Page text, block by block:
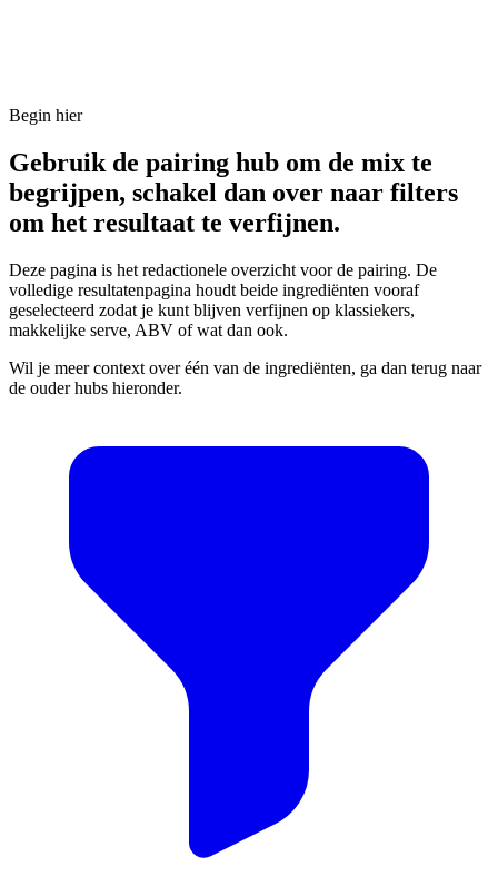
Begin hier
Gebruik de pairing hub om de mix te
begrijpen, schakel dan over naar filters
om het resultaat te verfijnen.
Deze pagina is het redactionele overzicht voor de pairing. De
volledige resultatenpagina houdt beide ingrediënten vooraf
geselecteerd zodat je kunt blijven verfijnen op klassiekers,
makkelijke serve, ABV of wat dan ook.
Wil je meer context over één van de ingrediënten, ga dan terug naar
de ouder hubs hieronder.